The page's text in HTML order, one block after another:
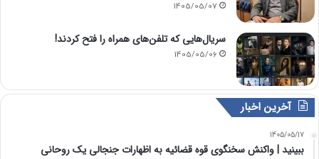
1405/05/07
سریال‌هایی که تلفن‌های همراه را فتح کردند!
1405/05/06
آخرین اخبار
1405/05/17
ببینید | واکنش سخنگوی قوه قضائیه به اظهارات جنجالی یک روحانی